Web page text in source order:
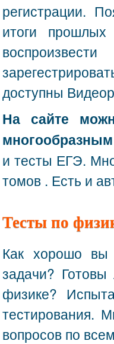
регистрации.
итоги
доступны
На сайте
и тесты ЕГЭ.
томов . Есть и
Тесты по
Как хорошо вы
задачи?
физике?
тестирования.
вопросов по